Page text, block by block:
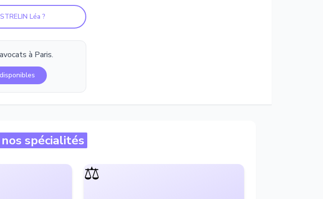
Léa ?
à Paris.
spécialités
⚖️